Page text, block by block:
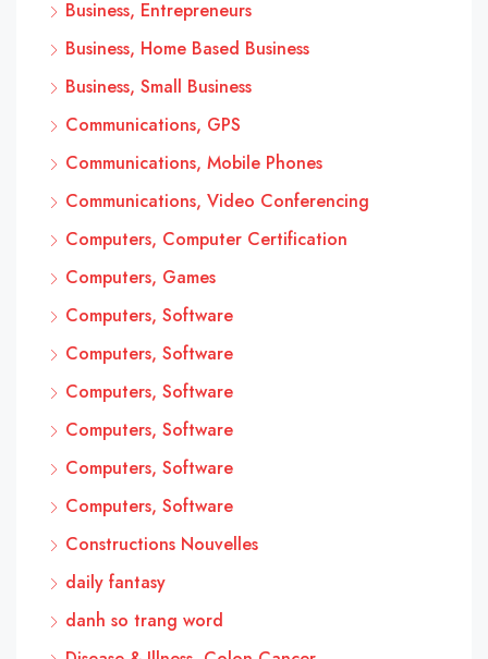
Business, Entrepreneurs
Business, Home Based Business
Business, Small Business
Communications, GPS
Communications, Mobile Phones
Communications, Video Conferencing
Computers, Computer Certification
Computers, Games
Computers, Software
Computers, Software
Computers, Software
Computers, Software
Computers, Software
Computers, Software
Constructions Nouvelles
daily fantasy
danh so trang word